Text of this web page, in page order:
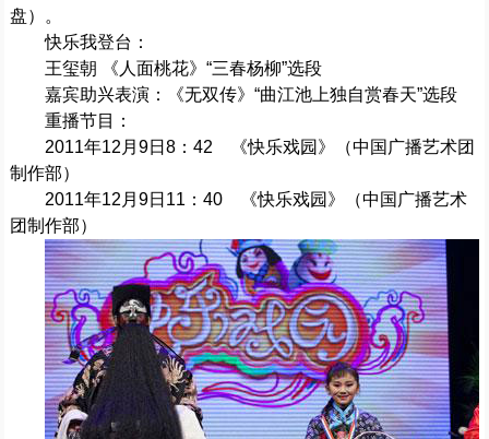
盘）。
快乐我登台：
王玺朝 《人面桃花》“三春杨柳”选段
嘉宾助兴表演：《无双传》“曲江池上独自赏春天”选段
重播节目：
2011年12月9日8：42 《快乐戏园》（中国广播艺术团
制作部）
2011年12月9日11：40 《快乐戏园》（中国广播艺术
团制作部）